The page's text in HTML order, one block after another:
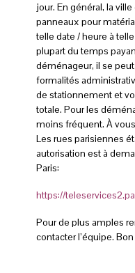
jour. En général, la
panneaux pour
telle date / heure à
plupart du temps
déménageur, il se
formalités
de stationnement et
totale. Pour les
moins fréquent. À
Les rues parisiennes
autorisation est à
Paris:
https://
Pour de plus amples
contacter l’équipe.